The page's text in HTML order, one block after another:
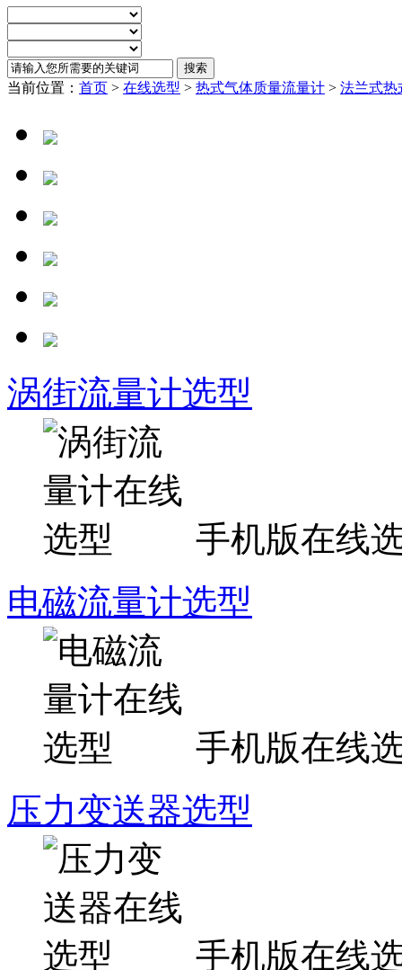
当前位置： 首页 > 在线选型 > 热式气体质量流量计 > 法兰式热
涡街流量计选型
手机版在线
电磁流量计选型
手机版在线
压力变送器选型
手机版在线